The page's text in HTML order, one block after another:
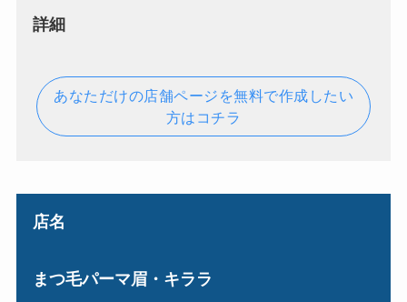
詳細
あなただけの店舗ページを無料で作成したい
方はコチラ
店名
まつ毛パーマ眉・キララ